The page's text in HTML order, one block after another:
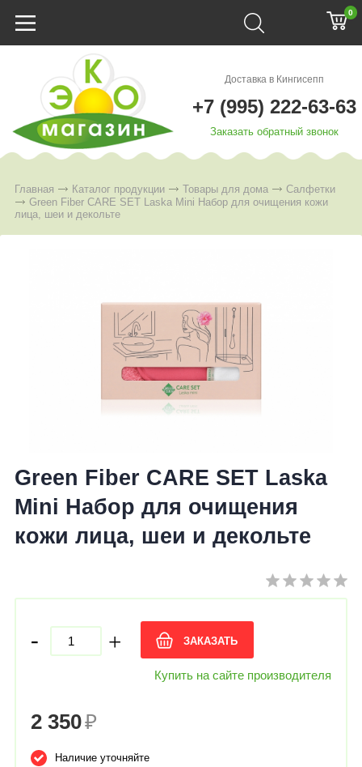
0
Доставка в Кингисепп
+7 (995) 222-63-63
Заказать обратный звонок
Главная Каталог продукции Товары для дома
Салфетки
Green Fiber CARE SET Laska Mini Набор для очищения кожи
лица, шеи и декольте
Green Fiber CARE SET Laska
Mini Набор для очищения
кожи лица, шеи и декольте
- + ЗАКАЗАТЬ
Купить на сайте производителя
2 350₽
Наличие уточняйте